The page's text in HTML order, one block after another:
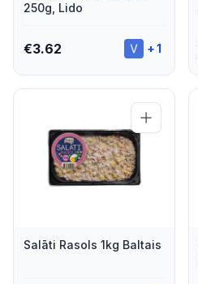
250g, Lido
€3.62 +1
Salāti Rasols 1kg Baltais